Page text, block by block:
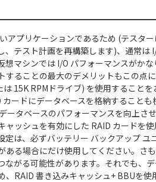
アプリケーションであるため (テスタ
、テスト計画を再構築します)、通常は
想マシンでは I/O パフォーマンスがか
することの最大のデメリットもこの点
15K RPMドライブ) を使用すること
ードにデータベースを格納すること
ータベースのパフォーマンスを向上さ
ャッシュを有効にした RAID カードを
定は、必ずバッテリー バックアップ ユ
ある場合にだけ使用してください。さ
ながる可能性があります。それでも、
RAID 書き込みキャッシュ+ BBUを使